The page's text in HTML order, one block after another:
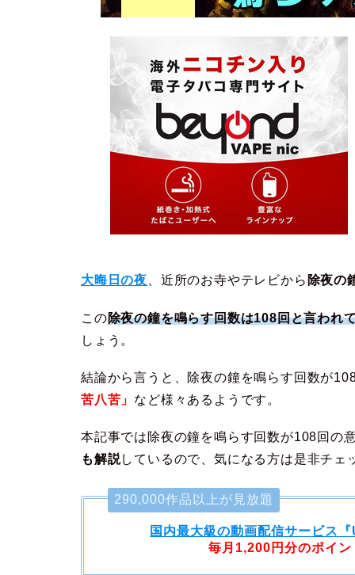
大晦日の夜、近所のお寺やテレビから 除夜の
この除夜の鐘を鳴らす回数は108回と言われ
しょう。
結論から言うと、除夜の鐘を鳴らす回数が
苦八苦」 など様々あるようです。
本記事では除夜の鐘を鳴らす回数が108回の
も解説しているので、気になる方は是非チェ
290,000作品以上が見放題
国内最大級の動画配信サービス
毎月1,200円分のポイン